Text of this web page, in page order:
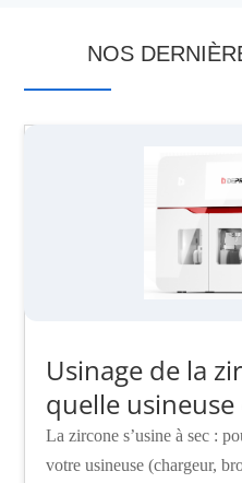
NOS
Usinage de la
quelle usineuse
La zircone s’usine à sec :
votre usineuse (chargeur,